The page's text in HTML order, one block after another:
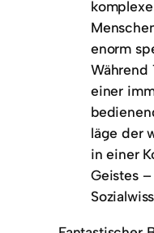
enorm
Während
einer
läge der
in einer
Geistes